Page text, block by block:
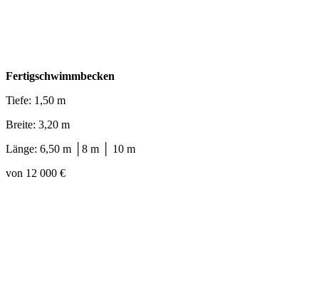
Fertigschwimmbecken
Tiefe: 1,50 m
Breite: 3,20 m
Länge: 6,50 m │8 m │ 10 m
von 12 000 €